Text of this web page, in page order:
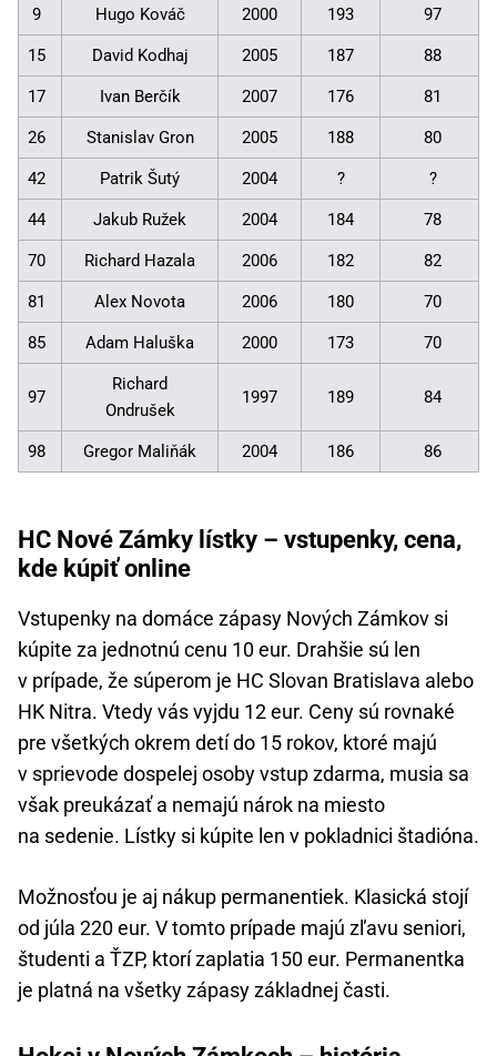
9 Hugo Kováč 2000 193 97
15 David Kodhaj 2005 187 88
17 Ivan Berčík 2007 176 81
26 Stanislav Gron 2005 188 80
42 Patrik Šutý 2004 ? ?
44 Jakub Ružek 2004 184 78
70 Richard Hazala 2006 182 82
81 Alex Novota 2006 180 70
85 Adam Haluška 2000 173 70
97
Richard
Ondrušek
1997 189 84
98 Gregor Maliňák 2004 186 86
HC Nové Zámky lístky – vstupenky, cena,
kde kúpiť online
Vstupenky na domáce zápasy Nových Zámkov si
kúpite za jednotnú cenu 10 eur. Drahšie sú len
v prípade, že súperom je HC Slovan Bratislava alebo
HK Nitra. Vtedy vás vyjdu 12 eur. Ceny sú rovnaké
pre všetkých okrem detí do 15 rokov, ktoré majú
v sprievode dospelej osoby vstup zdarma, musia sa
však preukázať a nemajú nárok na miesto
na sedenie. Lístky si kúpite len v pokladnici štadióna.
Možnosťou je aj nákup permanentiek. Klasická stojí
od júla 220 eur. V tomto prípade majú zľavu seniori,
študenti a ŤZP, ktorí zaplatia 150 eur. Permanentka
je platná na všetky zápasy základnej časti.